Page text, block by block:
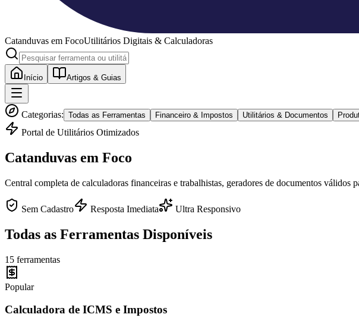
Catanduvas em FocoUtilitários Digitais & Calculadoras
Início Artigos & Guias
Categorias: Todas as Ferramentas Financeiro & Impostos Utilitários & Documentos
Portal de Utilitários Otimizados
Catanduvas em Foco
Central completa de calculadoras financeiras e trabalhistas, geradores de documentos
Sem Cadastro Resposta Imediata Ultra Responsivo
Todas as Ferramentas Disponíveis
15 ferramentas
Popular
Calculadora de ICMS e Impostos